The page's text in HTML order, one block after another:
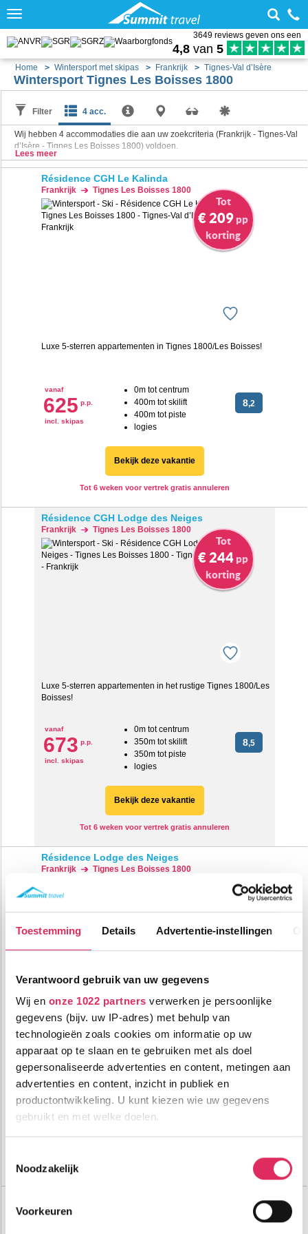
Toestemming Details Advertentie-instellingen
Verantwoord gebruik van uw gegevens
Wij en onze 1022 partners verwerken je persoonlijke
gegevens (bijv. uw IP-adres) met behulp van
technologieën zoals cookies om informatie op uw
apparaat op te slaan en te gebruiken met als doel
gepersonaliseerde advertenties en content, metingen aan
advertenties en content, inzicht in publiek en
productontwikkeling. U kunt kiezen wie uw gegevens
gebruikt en met welke doelen.
Informatie verzamelen over uw geografische
Uw apparaat identificeren door het actief te
scannen op specifieke eigenschappen (fingerprinting)
Noodzakelijk
Voorkeuren
Toggle
3649 reviews geven ons een
4,8 van 5
Home Wintersport met skipas Frankrijk Tignes-Val d’Isère
Wintersport Tignes Les Boisses 1800
Filter 4 acc.
Wij hebben 4 accommodaties die aan uw zoekcriteria (Frankrijk - Tignes-Val
d’Isère - Tignes Les Boisses 1800) voldoen.
Lees meer
Résidence CGH Le Kalinda
Frankrijk Tignes Les Boisses 1800
Tot
€ 209 pp
korting
Luxe 5-sterren appartementen in Tignes 1800/Les Boisses!
vanaf
625 p.p.
incl. skipas
0m tot centrum
400m tot skilift
400m tot piste
logies
8,2
Bekijk deze vakantie
Tot 6 weken voor vertrek gratis annuleren
Résidence CGH Lodge des Neiges
Frankrijk Tignes Les Boisses 1800
Tot
€ 244 pp
korting
Luxe 5-sterren appartementen in het rustige Tignes 1800/Les
Boisses!
vanaf
673 p.p.
incl. skipas
0m tot centrum
350m tot skilift
350m tot piste
logies
8,5
Bekijk deze vakantie
Tot 6 weken voor vertrek gratis annuleren
Résidence Lodge des Neiges
Frankrijk Tignes Les Boisses 1800
Moderne appartementen in Tignes 1800, met zwembad, ski-
in/ski-out!
vanaf
553 p.p.
incl. skipas
0m tot centrum
350m tot skilift
logies
Bekijk deze vakantie
Frankrijk